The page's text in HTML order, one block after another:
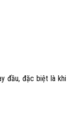
đầu, đặc biệt là khi